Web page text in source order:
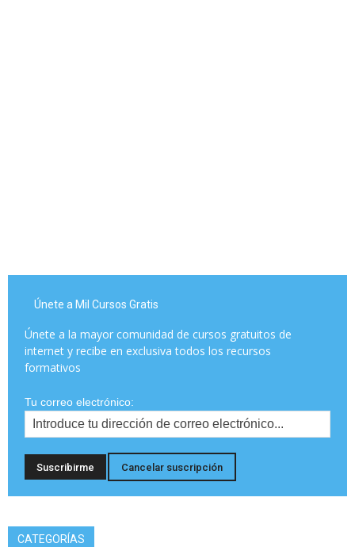
Únete a Mil Cursos Gratis
Únete a la mayor comunidad de cursos gratuitos de
internet y recibe en exclusiva todos los recursos
formativos
Tu correo electrónico:
CATEGORÍAS